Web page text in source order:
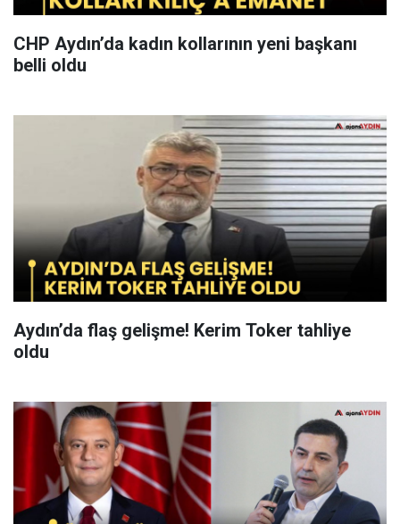
CHP Aydın’da kadın kollarının yeni başkanı
belli oldu
Aydın’da flaş gelişme! Kerim Toker tahliye
oldu